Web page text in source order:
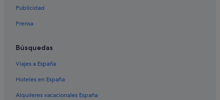
Hoteles con casino en Las Vegas
Publicidad
Prensa
Búsquedas
Viajes a España
Hoteles en España
Alquileres vacacionales España